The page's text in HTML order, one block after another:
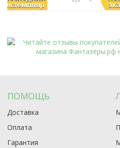
экземпляр
ПОМОЩЬ
Доставка
Оплата
Гарантия